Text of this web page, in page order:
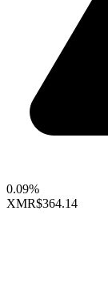
0.09%
XMR$364.14